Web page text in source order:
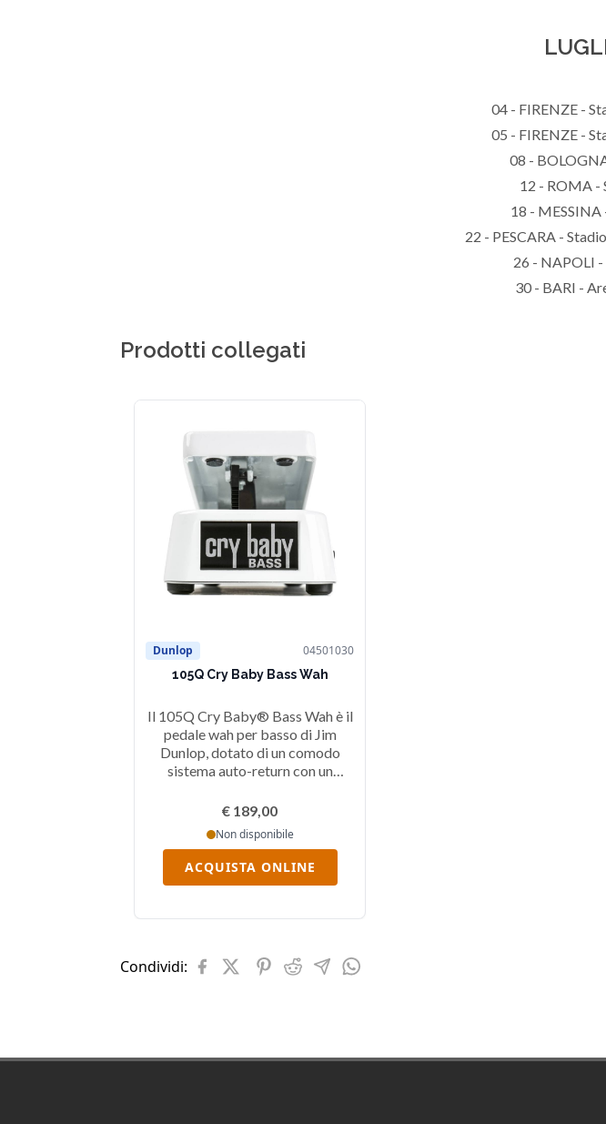
04 - FIRENZE -
05 - FIRENZE -
08 -
12 - ROMA -
18 -
22 - PESCARA -
26 - NAPOLI -
30 - BARI -
Prodotti collegati
Dunlop 04501030
105Q Cry Baby Bass Wah
Il 105Q Cry Baby® Bass Wah è il
pedale wah per basso di Jim
Dunlop, dotato di un comodo
sistema auto-return con un
€ 189,00
Non disponibile
ACQUISTA ONLINE
Condividi: